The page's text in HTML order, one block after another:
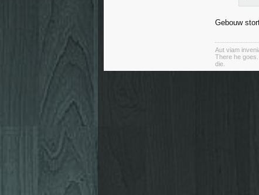
Gebouw
Aut viam
There he
die.